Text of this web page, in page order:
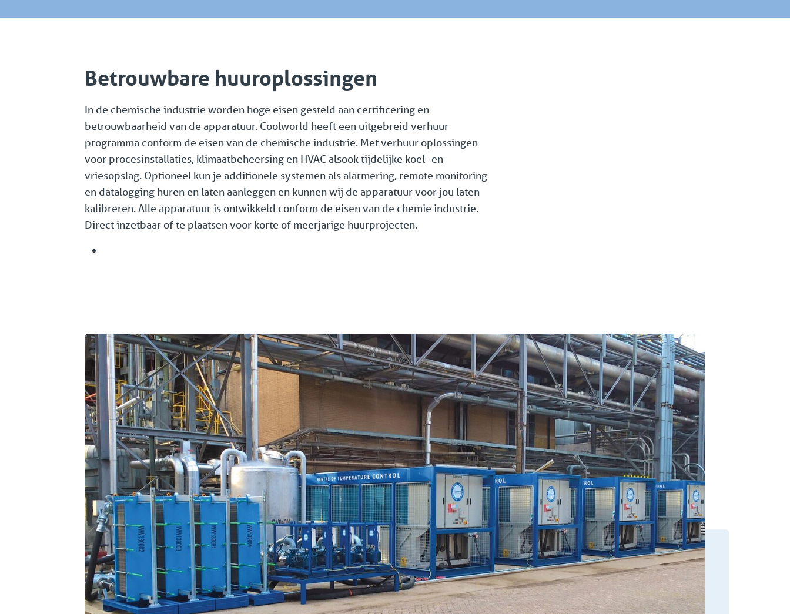
Betrouwbare huuroplossingen
In de chemische industrie worden hoge eisen gesteld aan certificering en
betrouwbaarheid van de apparatuur. Coolworld heeft een uitgebreid verhuur
programma conform de eisen van de chemische industrie. Met verhuur oplossingen
voor procesinstallaties, klimaatbeheersing en HVAC alsook tijdelijke koel- en
vriesopslag. Optioneel kun je additionele systemen als alarmering, remote monitoring
en datalogging huren en laten aanleggen en kunnen wij de apparatuur voor jou laten
kalibreren. Alle apparatuur is ontwikkeld conform de eisen van de chemie industrie.
Direct inzetbaar of te plaatsen voor korte of meerjarige huurprojecten.